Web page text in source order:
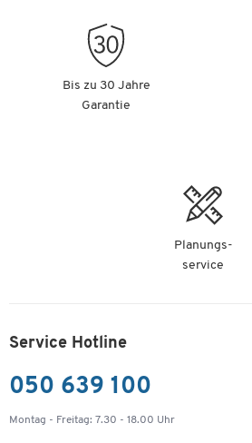
Bis zu 30 Jahre
Garantie
Planungs-
service
Service Hotline
050 639 100
Montag - Freitag: 7.30 - 18.00 Uhr